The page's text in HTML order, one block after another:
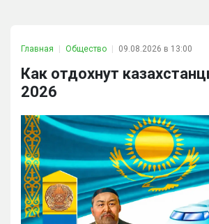
Главная Общество 09.08.2026 в 13:00
Как отдохнут
2026